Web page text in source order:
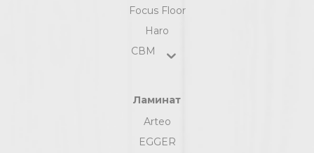
Focus Floor
Haro
СВМ
Ламинат
Arteo
EGGER